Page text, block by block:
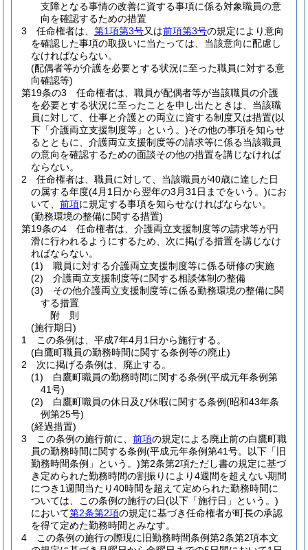
支障となる事情の改善に資する事項に係る対象職員の意
向を確認するための措置
3
任命権者は、 第1項第3号又は前項第3号の規定により意向
を確認した事項の取扱いに当たっては、当該意向に配慮し
なければならない。
(配偶者等が介護を必要とする状況に至った職員に対する意
向確認等)
第19条の3
任命権者は、職員が配偶者等が当該職員の介護
を必要とする状況に至ったことを申し出たときは、当該職
員に対して、仕事と介護との両立に資する制度又は措置(以
下「介護両立支援制度等」という。)その他の事項を知らせ
るとともに、介護両立支援制度等の請求等に係る当該職員
の意向を確認するための面談その他の措置を講じなければ
ならない。
2
任命権者は、職員に対して、当該職員が40歳に達した日
の属する年度(4月1日から翌年の3月31日までをいう。)にお
いて、 前項に規定する事項を知らせなければならない。
(勤務環境の整備に関する措置)
第19条の4
任命権者は、介護両立支援制度等の請求等が円
滑に行われるようにするため、次に掲げる措置を講じなけ
ればならない。
(1)
職員に対する介護両立支援制度等に係る研修の実施
(2)
介護両立支援制度等に関する相談体制の整備
(3)
その他介護両立支援制度等に係る勤務環境の整備に関
する措置
附 則
(施行期日)
1
この条例は、平成7年4月1日から施行する。
(白鷹町職員の勤務時間に関する条例等の廃止)
2
次に掲げる条例は、廃止する。
(1)
白鷹町職員の勤務時間に関する条例(平成元年条例第
41号)
(2)
白鷹町職員の休日及び休暇に関する条例(昭和43年条
例第25号)
(経過措置)
3
この条例の施行前に、 前項の規定による廃止前の白鷹町職
員の勤務時間に関する条例(平成元年条例第41号。以下「旧
勤務時間条例」という。)第2条第2項ただし書の規定に基づ
き定められた勤務時間の割振りにより4週間を超えない期間
につき1週間当たり40時間を超えて定められた勤務時間に
ついては、この条例の施行の日(以下「施行日」という。)
において第2条第2項の規定に基づき任命権者が町長の承認
を得て定めた勤務時間とみなす。
4
この条例の施行の際現に旧勤務時間条例第2条第2項本文